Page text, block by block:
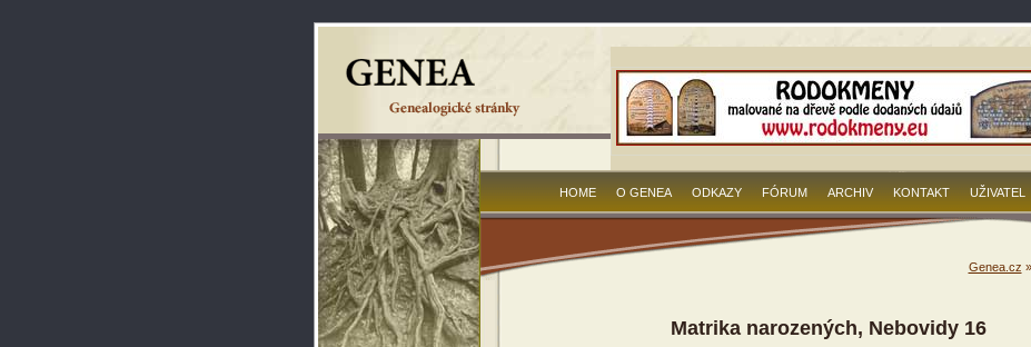
HOME O GENEA ODKAZY FÓRUM ARCHIV KONTAKT UŽIVATEL
Genea.cz »
Matrika narozených, Nebovidy 16